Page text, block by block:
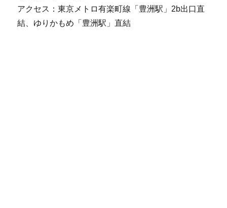
アクセス：東京メトロ有楽町線「豊洲駅」2b出口直
結、ゆりかもめ「豊洲駅」直結